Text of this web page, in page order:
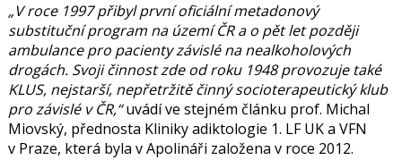
„V roce 1997 přibyl první oficiální metadonový
substituční program na území ČR a o pět let později
ambulance pro pacienty závislé na nealkoholových
drogách. Svoji činnost zde od roku 1948 provozuje také
KLUS, nejstarší, nepřetržitě činný socioterapeutický klub
pro závislé v ČR,“uvádí ve stejném článku prof. Michal
Miovský, přednosta Kliniky adiktologie 1. LF UK a VFN
v Praze, která byla v Apolináři založena v roce 2012.